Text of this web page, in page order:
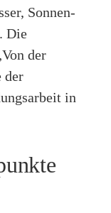
Sonnen-
Die
der
der
in